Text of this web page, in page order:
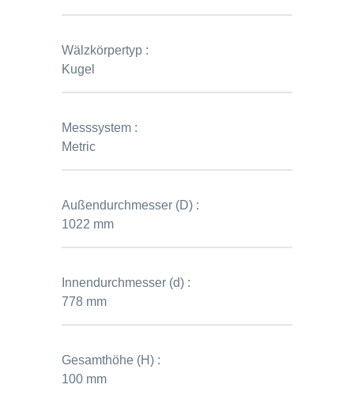
Wälzkörpertyp :
Kugel
Messsystem :
Metric
Außendurchmesser (D) :
1022 mm
Innendurchmesser (d) :
778 mm
Gesamthöhe (H) :
100 mm